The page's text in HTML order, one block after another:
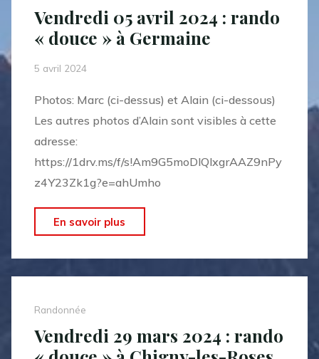
à
Faverolles
Vendredi 05 avril 2024 : rando
« douce » à Germaine
5 avril 2024
Photos: Marc (ci-dessus) et Alain (ci-dessous)
Les autres photos d’Alain sont visibles à cette
adresse:
https://1drv.ms/f/s!Am9G5moDlQlxgrAAZ9nPy
z4Y23Zk1g?e=ahUmho
En savoir plus
avril
« douce »
Randonnée
Vendredi 29 mars 2024 : rando